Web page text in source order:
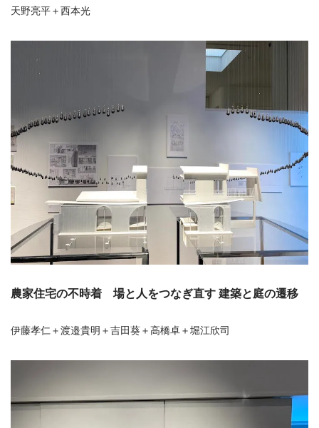
天野亮平＋西本光
農家住宅の不時着 場と人をつなぎ直す 建築と庭の遷移
伊藤孝仁＋渡邉貴明＋吉田葵＋高橋卓＋堀江欣司